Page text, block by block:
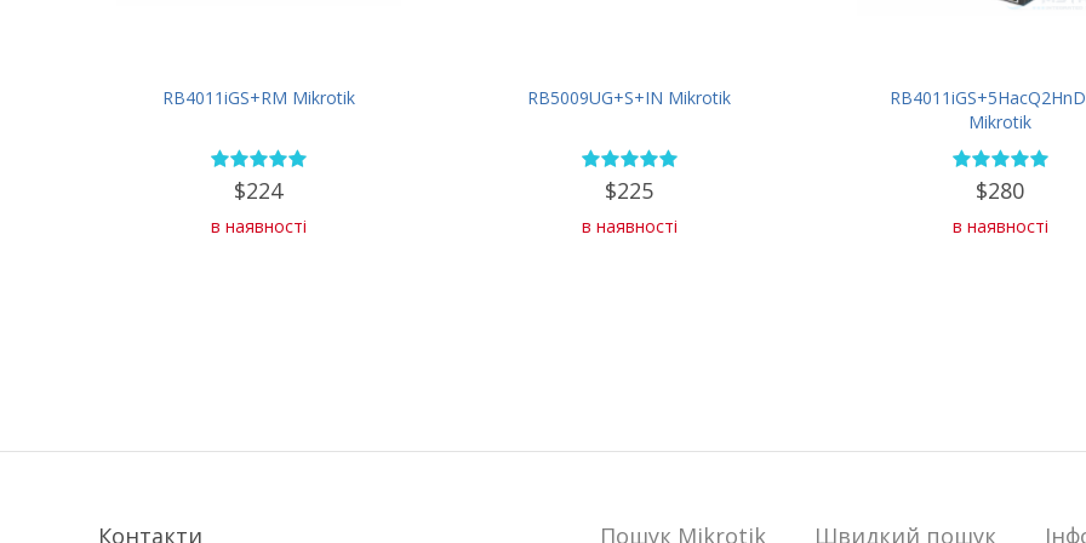
RB4011iGS+RM Mikrotik
$224
в наявності
RB5009UG+S+IN Mikrotik
$225
в наявності
Mikrotik
$280
в наявності
Контакти Пошук Mikrotik Швидкий пошук